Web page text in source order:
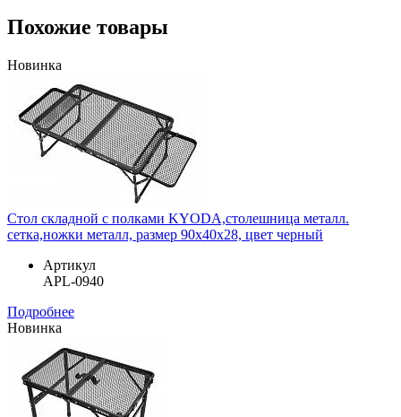
Похожие товары
Новинка
Стол складной с полками KYODA,столешница металл.
сетка,ножки металл, размер 90х40х28, цвет черный
Артикул
APL-0940
Подробнее
Новинка